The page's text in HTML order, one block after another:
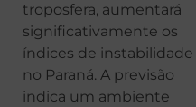
troposfera, aumentará
significativamente os
índices de instabilidade
no Paraná. A previsão
indica um ambiente